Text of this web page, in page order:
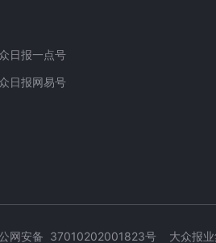
日报一点号
日报网易号
网安备 37010202001823号 大众报